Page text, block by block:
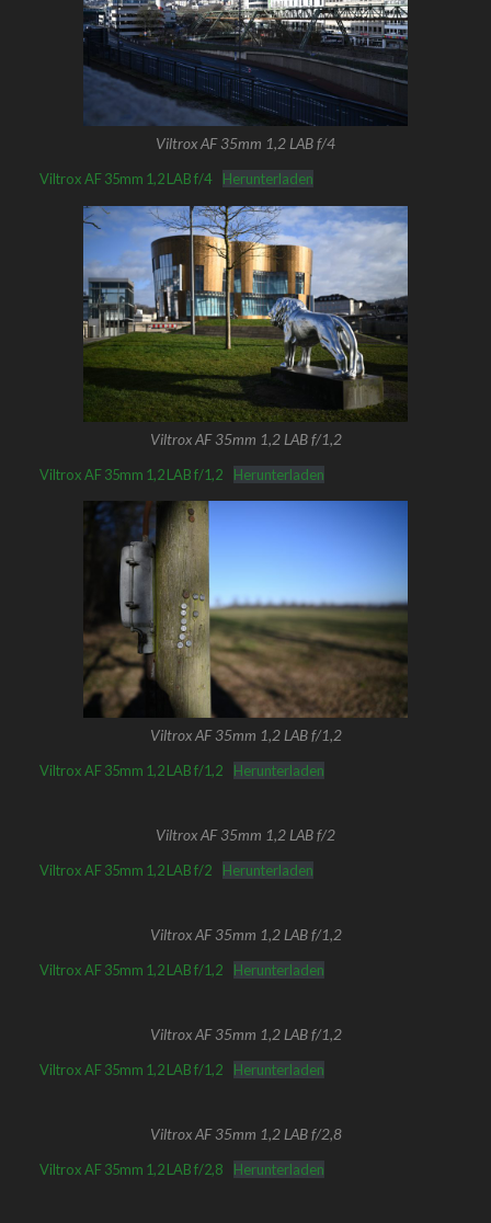
Viltrox AF 35mm 1,2 LAB f/4
Viltrox AF 35mm 1,2 LAB f/4 Herunterladen
Viltrox AF 35mm 1,2 LAB f/1,2
Viltrox AF 35mm 1,2 LAB f/1,2 Herunterladen
Viltrox AF 35mm 1,2 LAB f/1,2
Viltrox AF 35mm 1,2 LAB f/1,2 Herunterladen
Viltrox AF 35mm 1,2 LAB f/2
Viltrox AF 35mm 1,2 LAB f/2 Herunterladen
Viltrox AF 35mm 1,2 LAB f/1,2
Viltrox AF 35mm 1,2 LAB f/1,2 Herunterladen
Viltrox AF 35mm 1,2 LAB f/1,2
Viltrox AF 35mm 1,2 LAB f/1,2 Herunterladen
Viltrox AF 35mm 1,2 LAB f/2,8
Viltrox AF 35mm 1,2 LAB f/2,8 Herunterladen